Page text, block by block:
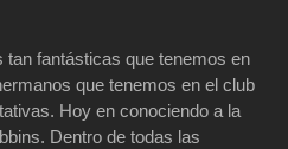
tan fantásticas que tenemos en
que tenemos en el club
Hoy en conociendo a la
Dentro de todas las